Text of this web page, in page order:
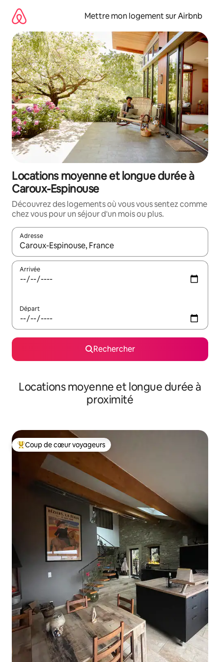
directement
contenu
Mettre mon logement sur Airbnb
Locations moyenne et longue durée à
Caroux-Espinouse
Découvrez des logements où vous vous sentez comme
chez vous pour un séjour d'un mois ou plus.
Adresse
Lorsque les résultats s'affichent, utilisez les flèches vers le
Arrivée
Départ
Rechercher
Locations moyenne et longue durée à
proximité
Coups de cœur voyageurs les plus appréciés
Coup de cœur voyageurs